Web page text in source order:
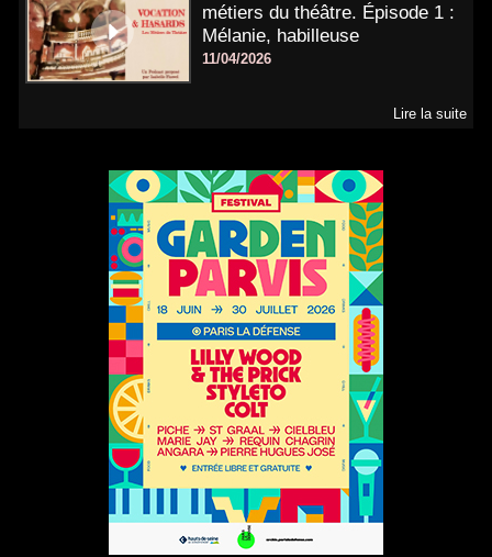
métiers du théâtre. Épisode 1 :
Mélanie, habilleuse
11/04/2026
Lire la suite